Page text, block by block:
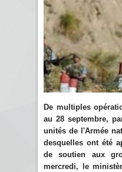
De multiples
au 28 septembre,
unités de l'Armée
desquelles ont été
de soutien aux
mercredi, le